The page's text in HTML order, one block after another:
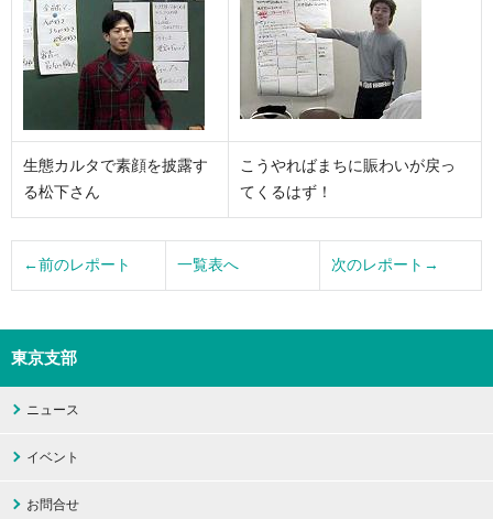
生態カルタで素顔を披露す
る松下さん
こうやればまちに賑わいが戻っ
てくるはず！
←前のレポート 一覧表へ 次のレポート→
東京支部
ニュース
イベント
お問合せ